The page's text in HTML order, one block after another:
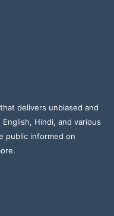
delivers unbiased and
Hindi, and various
public informed on